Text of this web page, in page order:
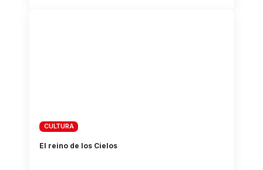
CULTURA
El reino de los Cielos